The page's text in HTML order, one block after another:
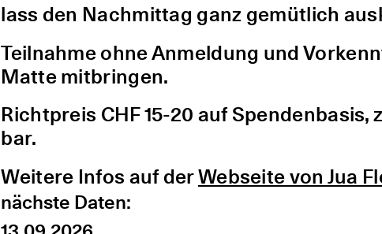
lass den Nachmittag ganz gemütlich
Teilnahme ohne Anmeldung und
Matte mitbringen.
Richtpreis CHF 15-20 auf Spendenbasis,
bar.
Weitere Infos auf derWebseite von Jua
nächste Daten: